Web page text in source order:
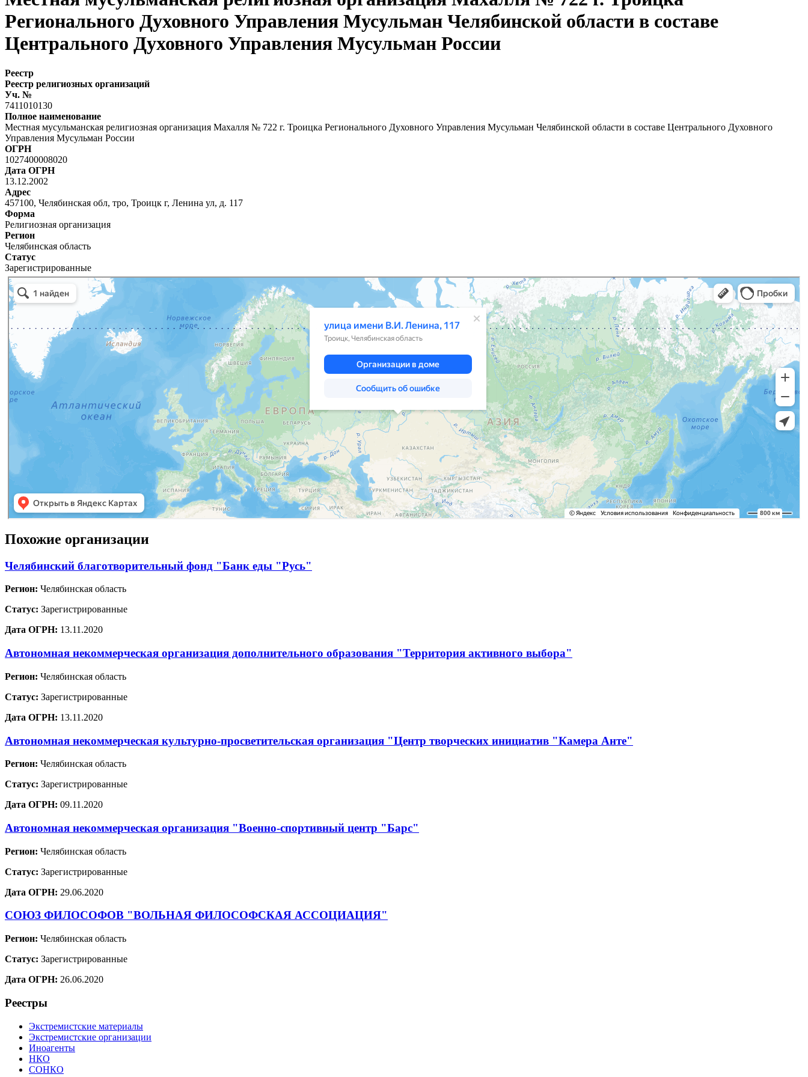
Регионального Духовного Управления Мусульман Челябинской области в составе
Центрального Духовного Управления Мусульман России
Реестр
Реестр религиозных организаций
Уч. №
7411010130
Полное наименование
Местная мусульманская религиозная организация Махалля № 722 г. Троицка Регионального Духовного Управления Мусульман Челябинской области в составе Центрального Духовного
Управления Мусульман России
ОГРН
1027400008020
Дата ОГРН
13.12.2002
Адрес
457100, Челябинская обл, тро, Троицк г, Ленина ул, д. 117
Форма
Религиозная организация
Регион
Челябинская область
Статус
Зарегистрированные
Похожие организации
Челябинский благотворительный фонд "Банк еды "Русь"
Регион: Челябинская область
Статус: Зарегистрированные
Дата ОГРН: 13.11.2020
Автономная некоммерческая организация дополнительного образования "Территория активного выбора"
Регион: Челябинская область
Статус: Зарегистрированные
Дата ОГРН: 13.11.2020
Автономная некоммерческая культурно-просветительская организация "Центр творческих инициатив "Камера Анте"
Регион: Челябинская область
Статус: Зарегистрированные
Дата ОГРН: 09.11.2020
Автономная некоммерческая организация "Военно-спортивный центр "Барс"
Регион: Челябинская область
Статус: Зарегистрированные
Дата ОГРН: 29.06.2020
СОЮЗ ФИЛОСОФОВ "ВОЛЬНАЯ ФИЛОСОФСКАЯ АССОЦИАЦИЯ"
Регион: Челябинская область
Статус: Зарегистрированные
Дата ОГРН: 26.06.2020
Реестры
Экстремистские материалы
Экстремистские организации
Иноагенты
НКО
СОНКО